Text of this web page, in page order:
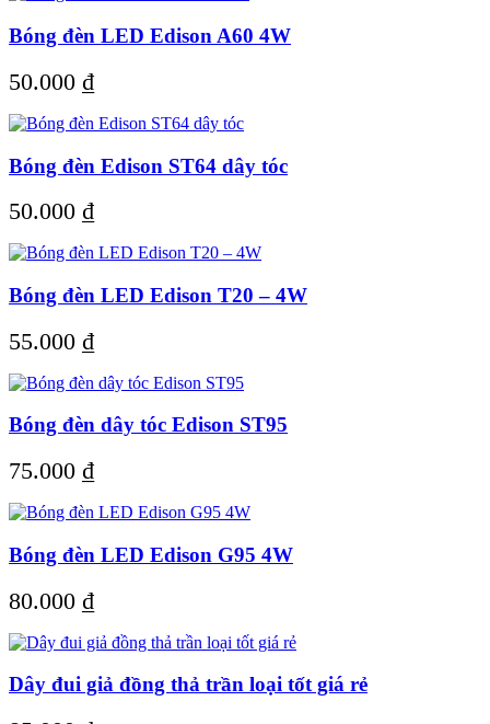
Bóng đèn LED Edison A60 4W
50.000 ₫
Bóng đèn Edison ST64 dây tóc
50.000 ₫
Bóng đèn LED Edison T20 – 4W
55.000 ₫
Bóng đèn dây tóc Edison ST95
75.000 ₫
Bóng đèn LED Edison G95 4W
80.000 ₫
Dây đui giả đồng thả trần loại tốt giá rẻ